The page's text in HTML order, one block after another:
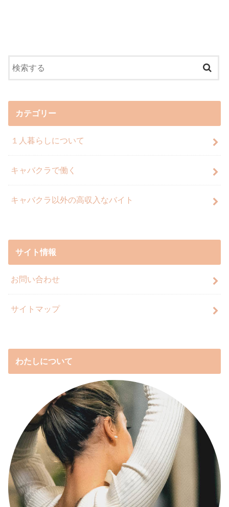
カテゴリー
１人暮らしについて
キャバクラで働く
キャバクラ以外の高収入なバイト
サイト情報
お問い合わせ
サイトマップ
わたしについて